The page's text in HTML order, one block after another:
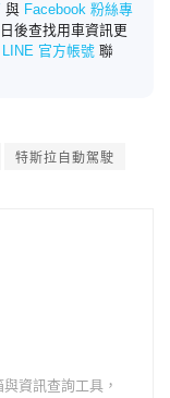
與 Facebook 粉絲專
日後查找用車資訊更
LINE 官方帳號 聯
特斯拉自動駕駛
資訊查詢工具，